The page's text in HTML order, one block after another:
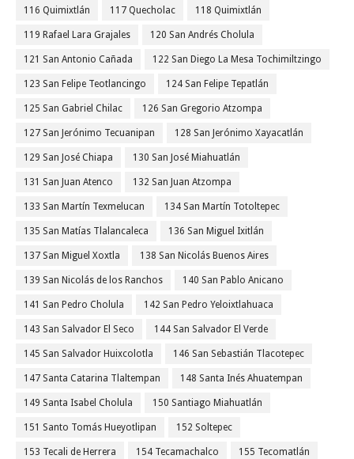
116 Quimixtlán 117 Quecholac 118 Quimixtlán
119 Rafael Lara Grajales 120 San Andrés Cholula
121 San Antonio Cañada 122 San Diego La Mesa Tochimiltzingo
123 San Felipe Teotlancingo 124 San Felipe Tepatlán
125 San Gabriel Chilac 126 San Gregorio Atzompa
127 San Jerónimo Tecuanipan 128 San Jerónimo Xayacatlán
129 San José Chiapa 130 San José Miahuatlán
131 San Juan Atenco 132 San Juan Atzompa
133 San Martín Texmelucan 134 San Martín Totoltepec
135 San Matías Tlalancaleca 136 San Miguel Ixitlán
137 San Miguel Xoxtla 138 San Nicolás Buenos Aires
139 San Nicolás de los Ranchos 140 San Pablo Anicano
141 San Pedro Cholula 142 San Pedro Yeloixtlahuaca
143 San Salvador El Seco 144 San Salvador El Verde
145 San Salvador Huixcolotla 146 San Sebastián Tlacotepec
147 Santa Catarina Tlaltempan 148 Santa Inés Ahuatempan
149 Santa Isabel Cholula 150 Santiago Miahuatlán
151 Santo Tomás Hueyotlipan 152 Soltepec
153 Tecali de Herrera 154 Tecamachalco 155 Tecomatlán